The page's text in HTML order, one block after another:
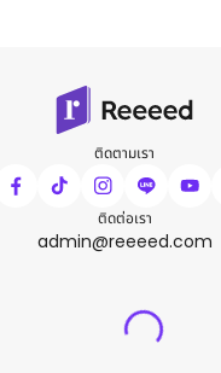
ติดตามเรา
ติดต่อเรา
admin@reeeed.com